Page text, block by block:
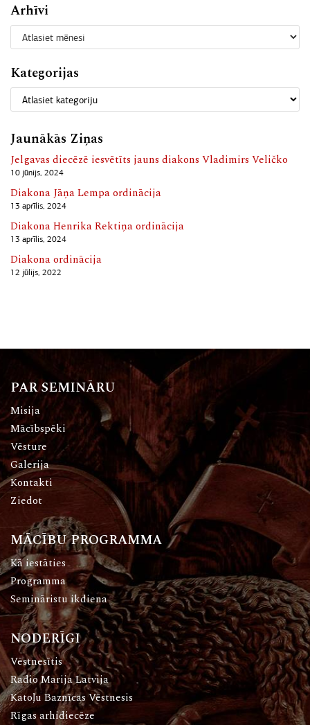
Arhīvi
Kategorijas
Jaunākās Ziņas
Jelgavas diecēzē iesvētīts jauns diakons Vladimirs Veličko
10 jūnijs, 2024
Diakona Jāņa Lempa ordinācija
13 aprīlis, 2024
Diakona Henrika Rektiņa ordinācija
13 aprīlis, 2024
Diakona ordinācija
12 jūlijs, 2022
PAR SEMINĀRU
Misija
Mācībspēki
Vēsture
Galerija
Kontakti
Ziedot
MĀCĪBU PROGRAMMA
Kā iestāties
Programma
Semināristu ikdiena
NODERĪGI
Vēstnesītis
Radio Marija Latvija
Katoļu Baznīcas Vēstnesis
Rīgas arhidiecēze